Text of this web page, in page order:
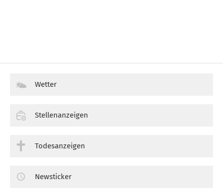
Wetter
Stellenanzeigen
Todesanzeigen
Newsticker